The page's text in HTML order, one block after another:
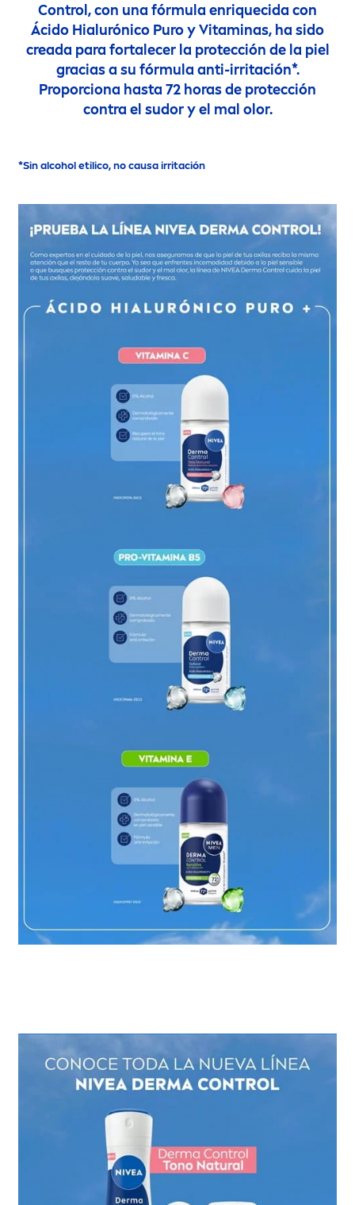
Control, con una fórmula enriquecida con
Ácido Hialurónico Puro yVitaminas, ha sido
creada para fortalecer la protección de la piel
gracias a su fórmula anti-irritación*.
Proporciona hasta 72 horas de protección
contra el sudor y el mal olor.
*Sin alcohol etilico, no causa irritación